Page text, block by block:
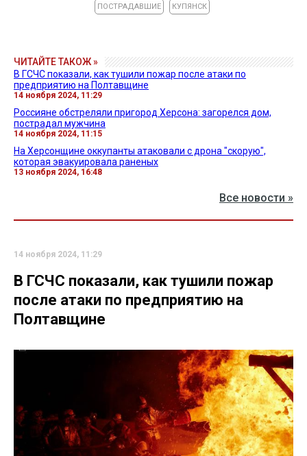
ПОСТРАДАВШИЕ КУПЯНСК
ЧИТАЙТЕ ТАКОЖ »
В ГСЧС показали, как тушили пожар после атаки по
предприятию на Полтавщине
14 ноября 2024, 11:29
Россияне обстреляли пригород Херсона: загорелся дом,
пострадал мужчина
14 ноября 2024, 11:15
На Херсонщине оккупанты атаковали с дрона "скорую",
которая эвакуировала раненых
13 ноября 2024, 16:48
Все новости »
14 ноября 2024, 11:29
В ГСЧС показали, как тушили пожар
после атаки по предприятию на
Полтавщине